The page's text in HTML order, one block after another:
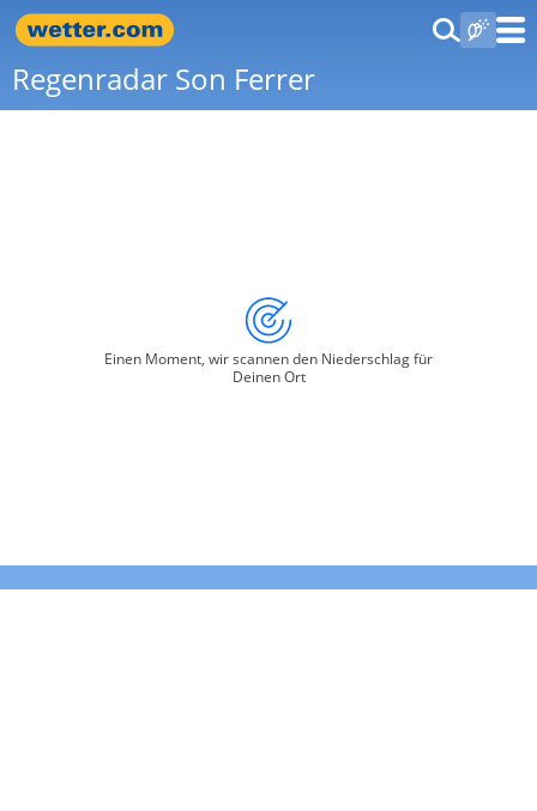
Regenradar Son Ferrer
Einen Moment, wir scannen den Niederschlag für
Deinen Ort